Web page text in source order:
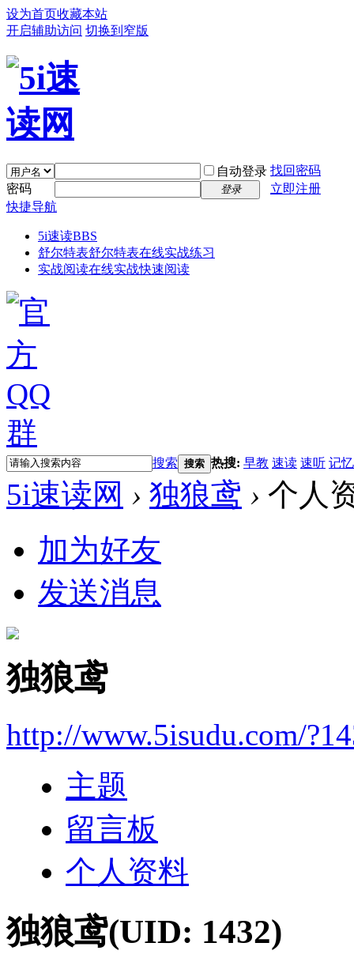
设为首页收藏本站
开启辅助访问 切换到窄版
自动登录 找回密码
密码
登录
立即注册
快捷导航
5i速读BBS
舒尔特表舒尔特表在线实战练习
实战阅读在线实战快速阅读
搜索 搜索 热搜: 早教 速读 速听 记忆
5i速读网 › 独狼鸢 › 个人
加为好友
发送消息
独狼鸢
http://www.5isudu.com/
主题
留言板
个人资料
独狼鸢(UID: 1432)